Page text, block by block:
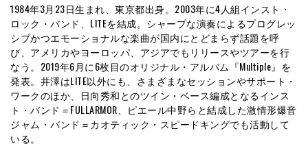
1984年3月23日生まれ、東京都出身。2003年に4人組インスト・
ロック・バンド、LITEを結成。シャープな演奏によるプログレッ
シブかつエモーショナルな楽曲が国内にとどまらず話題を呼
び、アメリカやヨーロッパ、アジアでもリリースやツアーを行
なう。2019年6月に6枚目のオリジナル・アルバム『Multiple』を
発表。井澤はLITE以外にも、さまざまなセッションやサポート・
ワークのほか、日向秀和とのツイン・ベース編成となるインス
ト・バンド＝FULLARMOR、ピエール中野らと結成した激情形爆音
ジャム・バンド＝カオティック・スピードキングでも活動して
いる。